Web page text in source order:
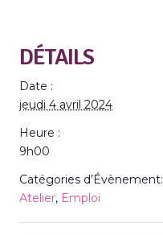
DÉTAILS
Date :
jeudi 4 avril 2024
Heure :
9h00
Catégories d’Évènement:
Atelier, Emploi